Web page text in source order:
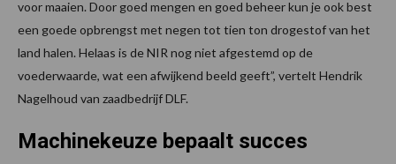
voor maaien. Door goed mengen en goed beheer kun je ook best
een goede opbrengst met negen tot tien ton drogestof van het
land halen. Helaas is de NIR nog niet afgestemd op de
voederwaarde, wat een afwijkend beeld geeft”, vertelt Hendrik
Nagelhoud van zaadbedrijf DLF.
Machinekeuze bepaalt succes